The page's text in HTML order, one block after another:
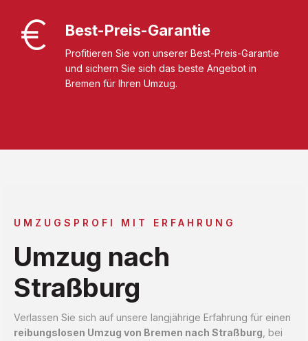
Best-Preis-Garantie
Profitieren Sie von unserer Best-Preis-Garantie
und sichern Sie sich das beste Angebot in
Bremen für Ihren Umzug.
UMZUGSPROFI MIT ERFAHRUNG
Umzug nach
Straßburg
Verlassen Sie sich auf unsere langjährige Erfahrung für einen
reibungslosen Umzug von Bremen nach Straßburg , bei